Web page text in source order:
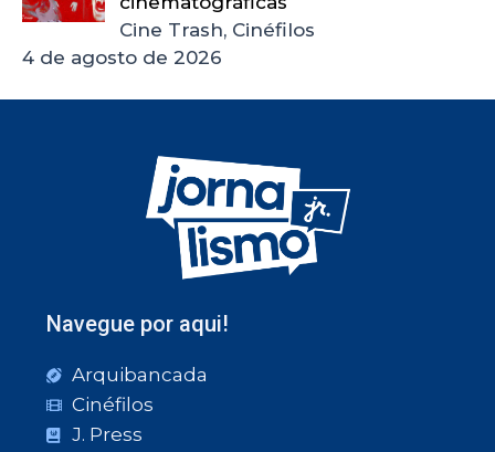
Cine Trash, Cinéfilos
4 de agosto de 2026
Navegue por aqui!
Arquibancada
Cinéfilos
J. Press